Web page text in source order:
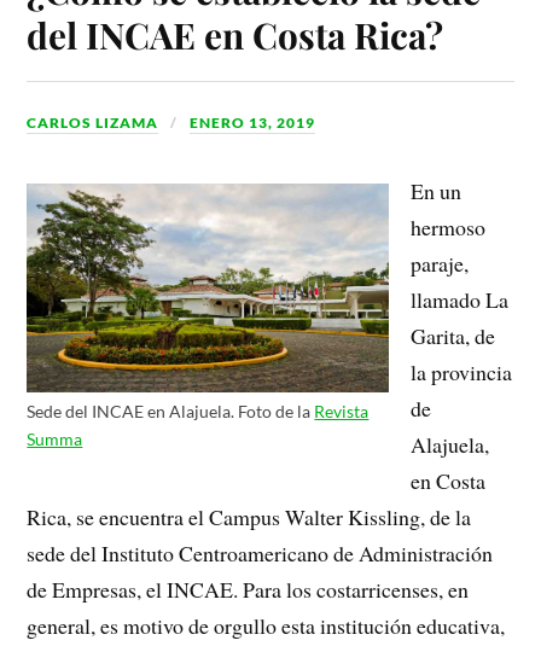
del INCAE en Costa Rica?
CARLOS LIZAMA ENERO 13, 2019
Sede del INCAE en Alajuela. Foto de la Revista
Summa
En un
hermoso
paraje,
llamado La
Garita, de
la provincia
de
Alajuela,
en Costa
Rica, se encuentra el Campus Walter Kissling, de la
sede del Instituto Centroamericano de Administración
de Empresas, el INCAE. Para los costarricenses, en
general, es motivo de orgullo esta institución educativa,